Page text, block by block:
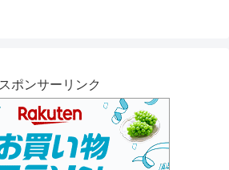
スポンサーリンク